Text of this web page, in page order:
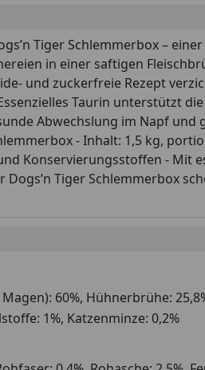
Tiger Schlemmerbox –
in einer saftigen
und zuckerfreie Rezept
Taurin unterstützt
Abwechslung im Napf
- Inhalt: 1,5 kg,
Konservierungsstoffen - Mit
Tiger Schlemmerbox
60%, Hühnerbrühe:
1%, Katzenminze: 0,2%